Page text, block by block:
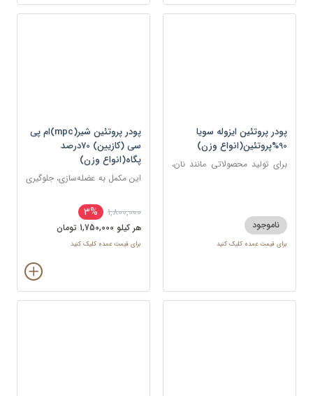
پودر پروتئین ایزوله سویا
90%پروتئین(انواع وزن)
برای تولید محصولاتی مانند نان،
ناموجود
برای قیمت عمده کلیک کنید
پودر پروتئین شیر(mpc)ام پی
سی (کازیین) 70درصد
پگاه(انواع وزن)
این مکمل به عضله‌سازی، جلوگیری
افزایش قدرت کمک می‌کند.
1,800,000
3%
هر کيلو 1,750,000 تومان
برای قیمت عمده کلیک کنید